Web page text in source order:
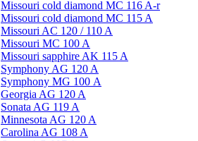
Missouri cold diamond MC 116 A-r
Missouri cold diamond MC 115 A
Missouri AC 120 / 110 A
Missouri MC 100 A
Missouri sapphire AK 115 A
Symphony AG 120 A
Symphony MG 100 А
Georgia AG 120 A
Sonata AG 119 A
Minnesota AG 120 A
Carolina AG 108 A